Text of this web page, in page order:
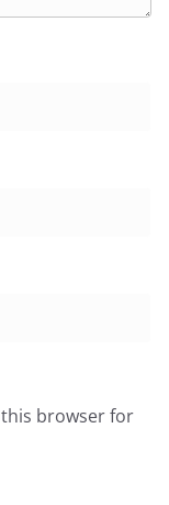
this browser for